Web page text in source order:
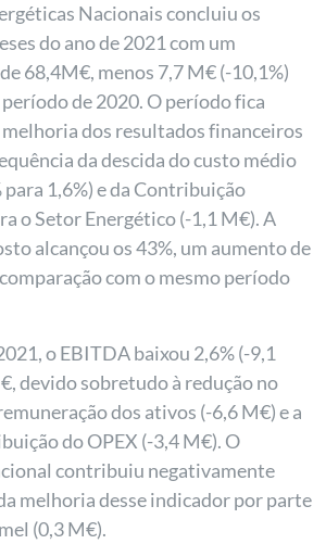
Nacionais concluiu os
do ano de 2021 com um
68,4M€, menos 7,7 M€ (-10,1%)
de 2020. O período fica
dos resultados financeiros
da descida do custo médio
para 1,6%) e da Contribuição
o Setor Energético (-1,1 M€). A
alcançou os 43%, um aumento de
com o mesmo período
o EBITDA baixou 2,6% (-9,1
devido sobretudo à redução no
dos ativos (-6,6 M€) e a
do OPEX (-3,4 M€). O
contribuiu negativamente
melhoria desse indicador por parte
(0,3 M€).